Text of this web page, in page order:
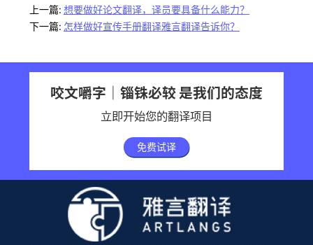
上一篇: 想要做好论文翻译，译员要具备什么能力？
下一篇: 怎样做好宣传手册翻译雅言翻译告诉你？
咬文嚼字｜锱铢必较 是我们的态度
立即开始您的翻译项目
免费试译